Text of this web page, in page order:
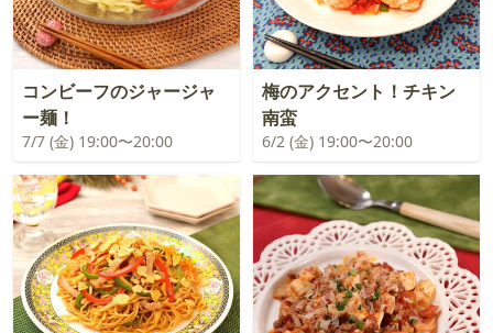
コンビーフのジャージャ
ー麺！
7/7 (金) 19:00〜20:00
梅のアクセント！チキン
南蛮
6/2 (金) 19:00〜20:00